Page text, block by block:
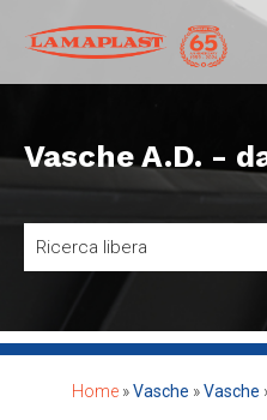
Vasche A.D. -
»
Home »
Vasche Vasche